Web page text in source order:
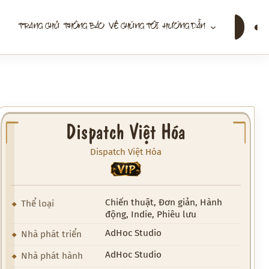
TRANG CHỦ THÔNG BÁO VỀ CHÚNG TÔI HƯỚNG DẪN
kiếm
◐
Dispatch Việt Hóa
Dispatch Việt Hóa
VIP
Thể loại
Chiến thuật, Đơn giản, Hành
động, Indie, Phiêu lưu
Nhà phát triển
AdHoc Studio
Nhà phát hành AdHoc Studio